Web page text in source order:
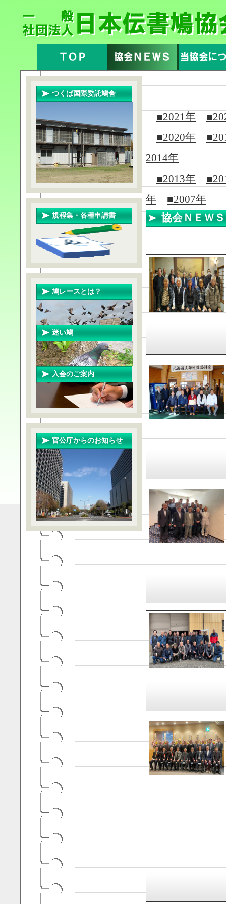
■2021年
■2020年
2014年
■2013年
年
■2007年
協会ＮＥＷ
つくば国際委託鳩舎
規程集・各種申請書
鳩レースとは？
迷い鳩
入会のご案内
官公庁からのお知らせ